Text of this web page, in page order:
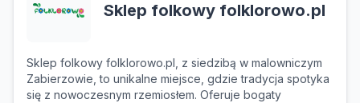
Sklep folkowy folklorowo.pl
Sklep folkowy folklorowo.pl, z siedzibą w malowniczym
Zabierzowie, to unikalne miejsce, gdzie tradycja spotyka
się z nowoczesnym rzemiosłem. Oferuje bogaty